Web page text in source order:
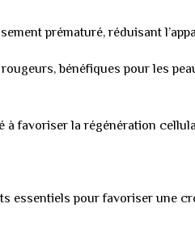
prématuré, réduisant
bénéfiques pour les
favoriser la régénération
essentiels pour favoriser une